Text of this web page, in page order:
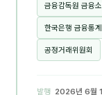
금융감독원 금융
한국은행 금융통계
공정거래위원회
발행 2026년 6월